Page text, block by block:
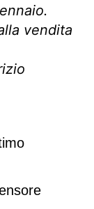
vendita